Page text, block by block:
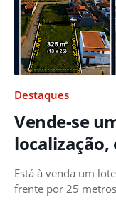
Destaques
Vende-se
localização,
Está à venda um
frente por 25